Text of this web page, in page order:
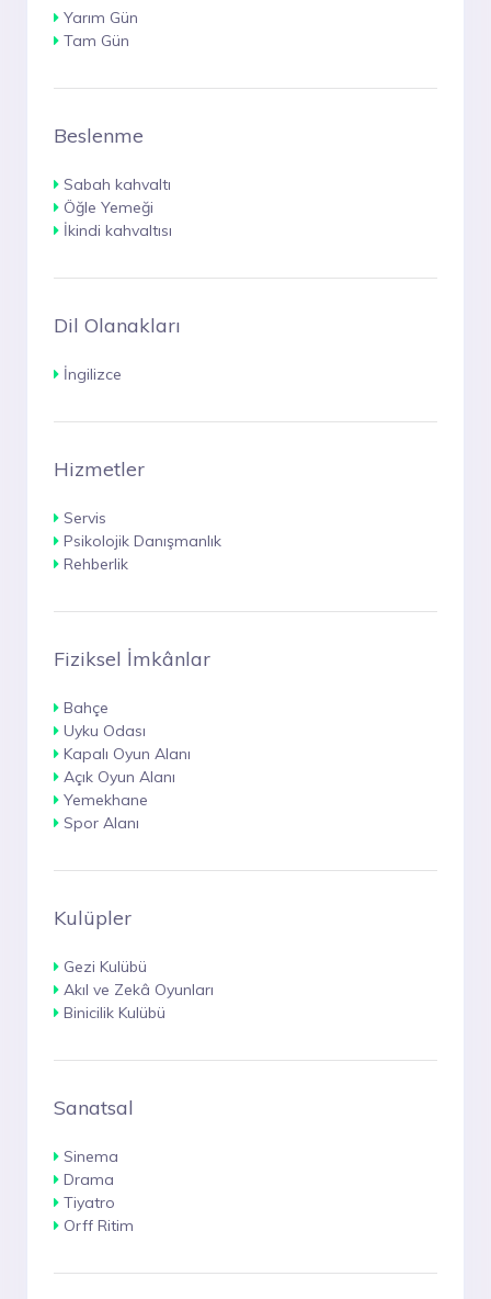
Yarım Gün
Tam Gün
Beslenme
Sabah kahvaltı
Öğle Yemeği
İkindi kahvaltısı
Dil Olanakları
İngilizce
Hizmetler
Servis
Psikolojik Danışmanlık
Rehberlik
Fiziksel İmkânlar
Bahçe
Uyku Odası
Kapalı Oyun Alanı
Açık Oyun Alanı
Yemekhane
Spor Alanı
Kulüpler
Gezi Kulübü
Akıl ve Zekâ Oyunları
Binicilik Kulübü
Sanatsal
Sinema
Drama
Tiyatro
Orff Ritim